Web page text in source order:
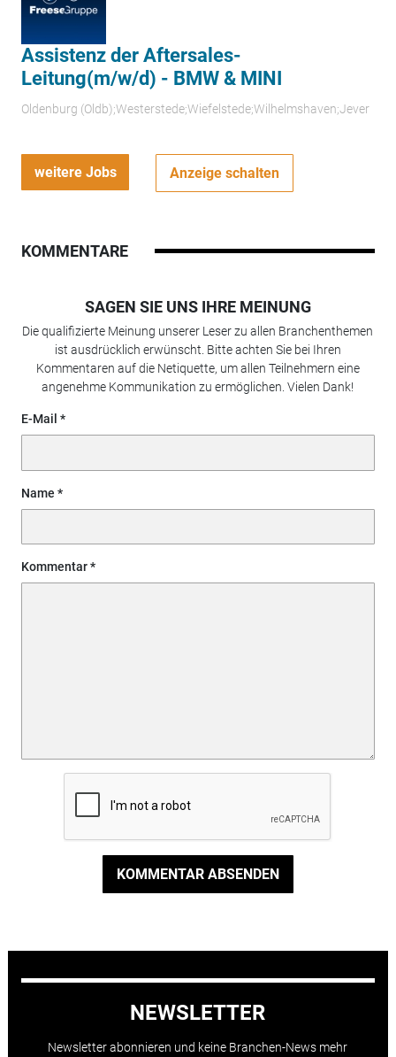
Assistenz der Aftersales-
Leitung(m/w/d) - BMW & MINI
Oldenburg (Oldb);Westerstede;Wiefelstede;Wilhelmshaven;Jever
weitere Jobs Anzeige schalten
KOMMENTARE
SAGEN SIE UNS IHRE MEINUNG
Die qualifizierte Meinung unserer Leser zu allen Branchenthemen
ist ausdrücklich erwünscht. Bitte achten Sie bei Ihren
Kommentaren auf die Netiquette, um allen Teilnehmern eine
angenehme Kommunikation zu ermöglichen. Vielen Dank!
E-Mail
Name
Kommentar
KOMMENTAR ABSENDEN
NEWSLETTER
Newsletter abonnieren und keine Branchen-News mehr